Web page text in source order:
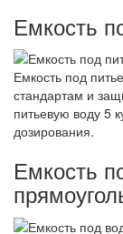
Емкость
Емкость под
стандартам и
питьевую воду 5
дозирования.
Емкость